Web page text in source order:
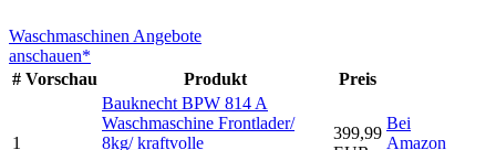
Waschmaschinen Angebote
anschauen*
# Vorschau Produkt Preis
1
Bauknecht BPW 814 A
Waschmaschine Frontlader/
8kg/ kraftvolle
399,99
Bei
Amazon